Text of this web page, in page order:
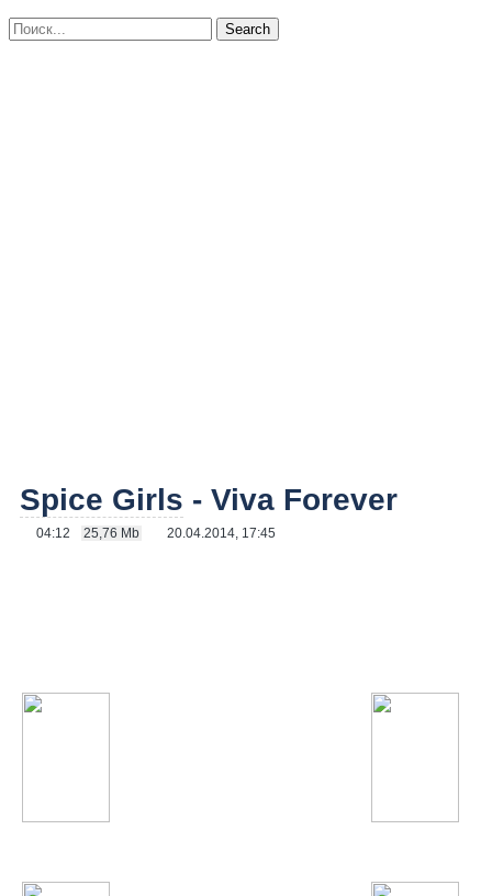
Spice Girls - Viva Forever
04:12 25,76 Mb 20.04.2014, 17:45